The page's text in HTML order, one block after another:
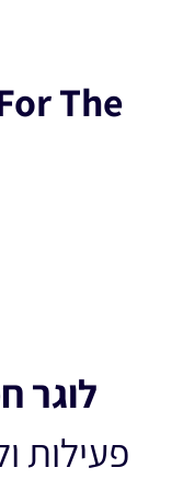
The
לוגר
פעילות